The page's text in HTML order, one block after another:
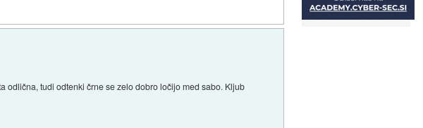
odlična, tudi odtenki črne se zelo dobro ločijo med sabo. Kljub